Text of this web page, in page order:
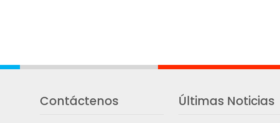
Contáctenos Últimas Noticias